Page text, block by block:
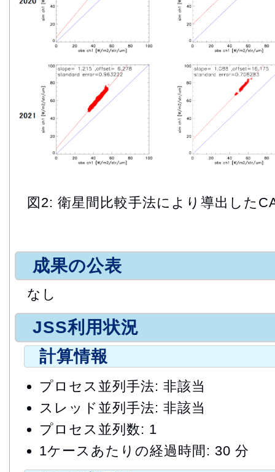
図2: 衛星間比較手法により導出した
成果の公表
なし
JSS利用状況
計算情報
プロセス並列手法: 非該当
スレッド並列手法: 非該当
プロセス並列数: 1
1ケースあたりの経過時間: 30 分